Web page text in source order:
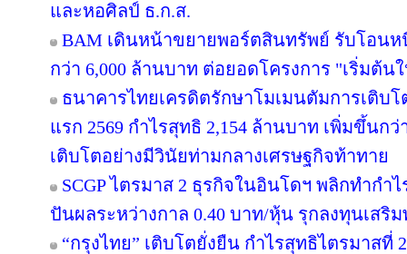
และหอศิลป์ ธ.ก.ส.
BAM เดินหน้าขยายพอร์ตสินทรัพย์ รับโอน
กว่า 6,000 ล้านบาท ต่อยอดโครงการ "เริ่มต้น
ธนาคารไทยเครดิตรักษาโมเมนตัมการเติบ
แรก 2569 กำไรสุทธิ 2,154 ล้านบาท เพิ่มขึ้นก
เติบโตอย่างมีวินัยท่ามกลางเศรษฐกิจท้าทาย
SCGP ไตรมาส 2 ธุรกิจในอินโดฯ พลิกทำกำ
ปันผลระหว่างกาล 0.40 บาท/หุ้น รุกลงทุนเสริ
“กรุงไทย” เติบโตยั่งยืน กำไรสุทธิไตรมาสที่